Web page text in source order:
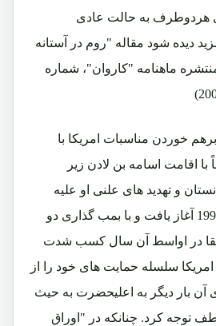
هردوطرف به حالت عادی
دیده شود مقاله "روم در آستانه
ماهنامه "کاروان"، شماره
برهم خوردن مناسبات امریکا با
اقامت اسامه بن لادن زیر
و تهدید های علنی او علیه
امریکا در اوایل سال 1998 آغاز یافت و با بمب گذاری دو
در اواسط آن سال کسب شدت
امریکا سلسله حمایت های خود را از
آن بار دیگر به اعلیحضرت به حیث
توجه کرد. چنانکه در "اوراق